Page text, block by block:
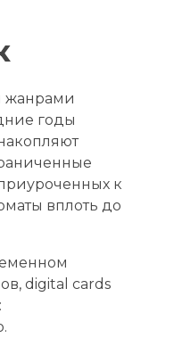
жанрами
годы
к
вплоть до
digital cards